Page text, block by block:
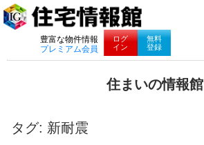
豊富な物件情報
プレミアム会員
ログ
イン
無料
登録
ナビゲーション
住まいの情報館
い
と
タグ: 新耐震